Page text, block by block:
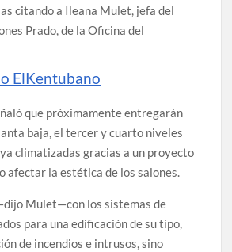
citando a Ileana Mulet, jefa del
Prado, de la Oficina del
que próximamente entregarán
baja, el tercer y cuarto niveles
climatizadas gracias a un proyecto
afectar la estética de los salones.
Mulet—con los sistemas de
para una edificación de su tipo,
de incendios e intrusos, sino